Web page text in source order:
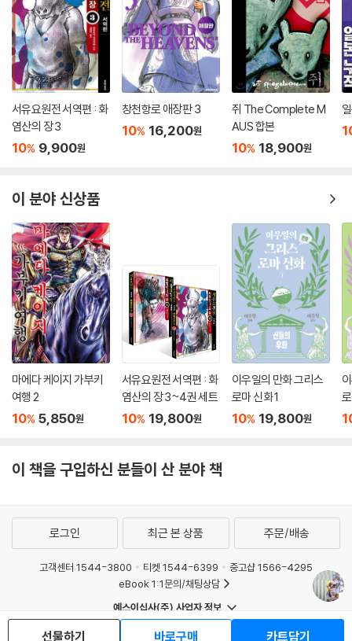
서유요원전 서역편 : 화
염산의 장 3
10% 9,900원
창천항로 애장판 3
10% 16,200원
쥐 The Complete M
AUS 합본
10% 18,900원
이 분야 신상품
마에다 케이지 가부키
여행 2
10% 5,850원
서유요원전 서역편 : 화
염산의 장 3~4권 세트
10% 19,800원
이우일의 만화 그리스
로마 신화 1
10% 19,800원
이 책을 구입하신 분들이 산 분야 책
선물하기 바로구매 카트담기
로그인 최근 본 상품 주문/배송
고객센터 1544-3800 티켓 1544-6399
중고샵 1566-4295
eBook 1:1문의/채팅상담
예스이십사(주) 사업자 정보
이용약관
개인정보처리방침
청소년보호정책